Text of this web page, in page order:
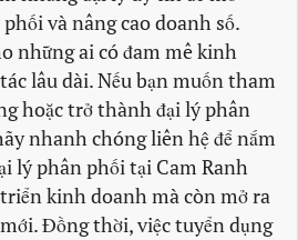
và nâng cao doanh số.
những ai có đam mê kinh
lâu dài. Nếu bạn muốn tham
hoặc trở thành đại lý phân
nhanh chóng liên hệ để nắm
lý phân phối tại Cam Ranh
kinh doanh mà còn mở ra
Đồng thời, việc tuyển dụng